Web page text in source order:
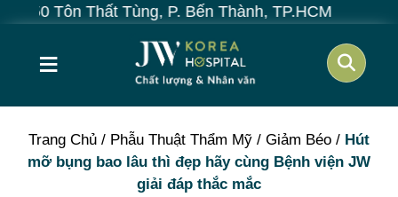
Tùng, P. Bến Thành, TP.HCM
≡
Trang Chủ / Phẫu Thuật Thẩm Mỹ / Giảm Béo / Hút
mỡ bụng bao lâu thì đẹp hãy cùng Bệnh viện JW
giải đáp thắc mắc